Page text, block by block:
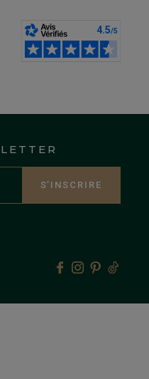
S’INSCRIRE